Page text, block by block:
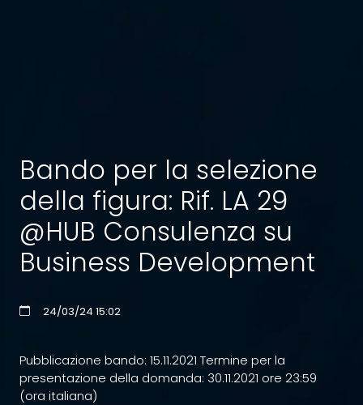
Bando per la selezione
della figura: Rif. LA 29
@HUB Consulenza su
Business Development
24/03/24 15:02
Pubblicazione bando: 15.11.2021 Termine per la
presentazione della domanda: 30.11.2021 ore 23:59
(ora italiana)